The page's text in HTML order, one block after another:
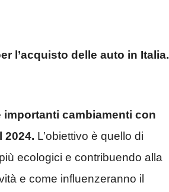
l’acquisto delle auto in Italia.
cambiamenti con
2024. L’obiettivo è quello di
ecologici e contribuendo alla
e come influenzeranno il